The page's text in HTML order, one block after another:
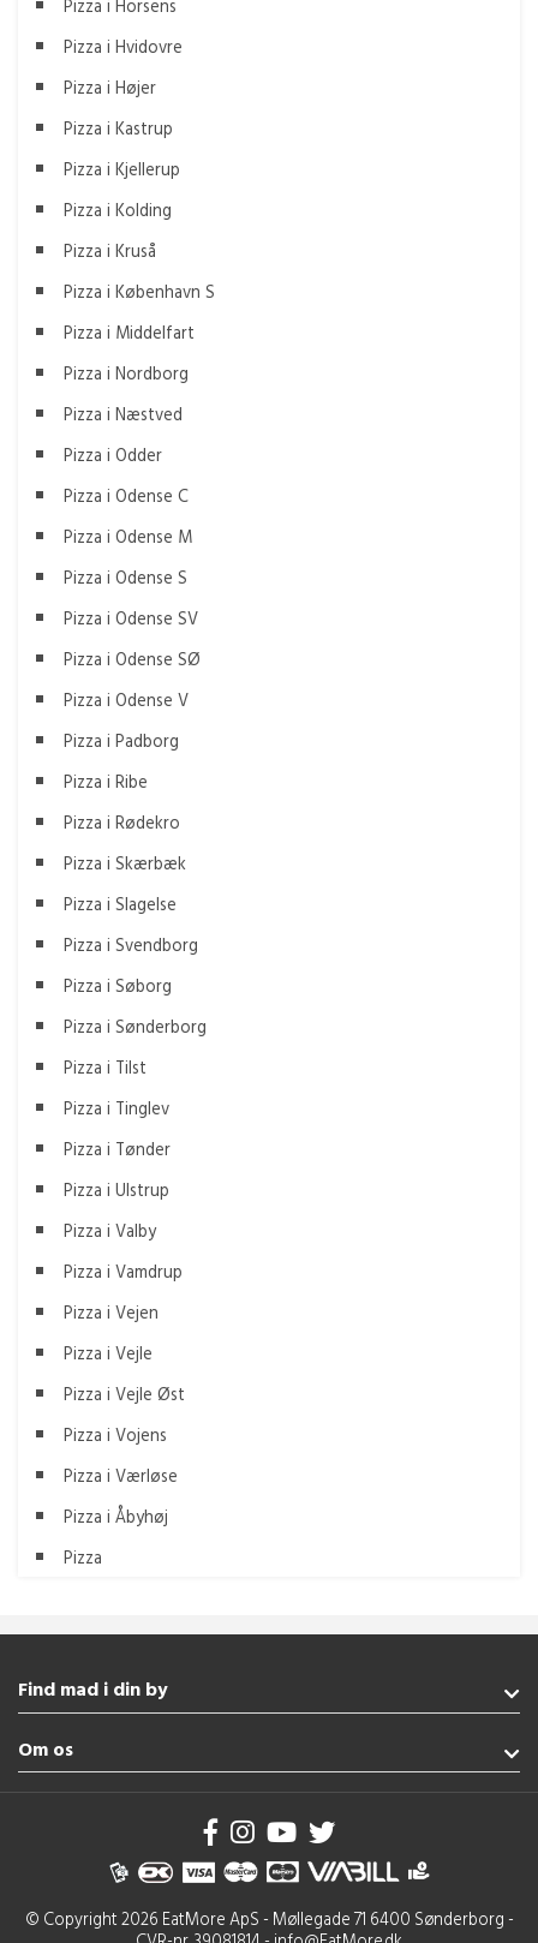
Pizza i Horsens
Pizza i Hvidovre
Pizza i Højer
Pizza i Kastrup
Pizza i Kjellerup
Pizza i Kolding
Pizza i Kruså
Pizza i København S
Pizza i Middelfart
Pizza i Nordborg
Pizza i Næstved
Pizza i Odder
Pizza i Odense C
Pizza i Odense M
Pizza i Odense S
Pizza i Odense SV
Pizza i Odense SØ
Pizza i Odense V
Pizza i Padborg
Pizza i Ribe
Pizza i Rødekro
Pizza i Skærbæk
Pizza i Slagelse
Pizza i Svendborg
Pizza i Søborg
Pizza i Sønderborg
Pizza i Tilst
Pizza i Tinglev
Pizza i Tønder
Pizza i Ulstrup
Pizza i Valby
Pizza i Vamdrup
Pizza i Vejen
Pizza i Vejle
Pizza i Vejle Øst
Pizza i Vojens
Pizza i Værløse
Pizza i Åbyhøj
Pizza
Find mad i din by
Fredericia
Aabenraa
Nordborg
Se flere byer
Amerikansk Fredericia
Om os
Handelsbetingelser
© Copyright 2026 EatMore ApS - Møllegade 71 6400 Sønderborg -